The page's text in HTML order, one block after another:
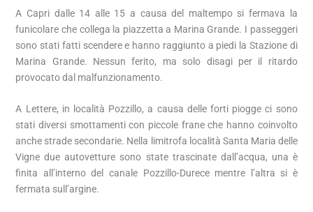
A Capri dalle 14 alle 15 a causa del maltempo si fermava la
funicolare che collega la piazzetta a Marina Grande. I passeggeri
sono stati fatti scendere e hanno raggiunto a piedi la Stazione di
Marina Grande. Nessun ferito, ma solo disagi per il ritardo
provocato dal malfunzionamento.
A Lettere, in località Pozzillo, a causa delle forti piogge ci sono
stati diversi smottamenti con piccole frane che hanno coinvolto
anche strade secondarie. Nella limitrofa località Santa Maria delle
Vigne due autovetture sono state trascinate dall’acqua, una è
finita all’interno del canale Pozzillo-Durece mentre l’altra si è
fermata sull’argine.